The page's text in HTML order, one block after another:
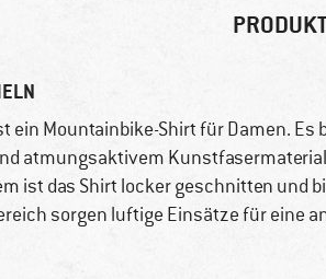
ein Mountainbike-Shirt für Damen. Es
atmungsaktivem
ist das Shirt locker geschnitten und
sorgen luftige Einsätze für eine